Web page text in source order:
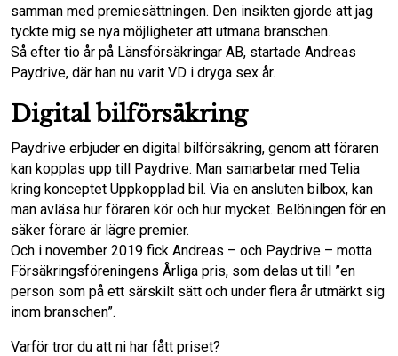
o
k
I
n
samman med premiesättningen. Den insikten gjorde att jag
tyckte mig se nya möjligheter att utmana branschen.
Så efter tio år på Länsförsäkringar AB, startade Andreas
Paydrive, där han nu varit VD i dryga sex år.
Digital bilförsäkring
Paydrive erbjuder en digital bilförsäkring, genom att föraren
kan kopplas upp till Paydrive. Man samarbetar med Telia
kring konceptet Uppkopplad bil. Via en ansluten bilbox, kan
man avläsa hur föraren kör och hur mycket. Belöningen för en
säker förare är lägre premier.
Och i november 2019 fick Andreas – och Paydrive – motta
Försäkringsföreningens Årliga pris, som delas ut till ”en
person som på ett särskilt sätt och under flera år utmärkt sig
inom branschen”.
Varför tror du att ni har fått priset?